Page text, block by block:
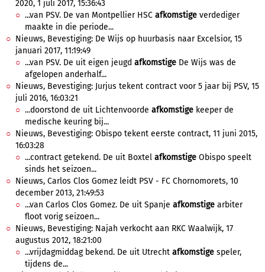
2020, 1 juli 2017, 15:36:43
...van PSV. De van Montpellier HSC afkomstige verdediger
maakte in die periode...
Nieuws, Bevestiging: De Wijs op huurbasis naar Excelsior, 15
januari 2017, 11:19:49
...van PSV. De uit eigen jeugd afkomstige De Wijs was de
afgelopen anderhalf...
Nieuws, Bevestiging: Jurjus tekent contract voor 5 jaar bij PSV, 15
juli 2016, 16:03:21
...doorstond de uit Lichtenvoorde afkomstige keeper de
medische keuring bij...
Nieuws, Bevestiging: Obispo tekent eerste contract, 11 juni 2015,
16:03:28
...contract getekend. De uit Boxtel afkomstige Obispo speelt
sinds het seizoen...
Nieuws, Carlos Clos Gomez leidt PSV - FC Chornomorets, 10
december 2013, 21:49:53
...van Carlos Clos Gomez. De uit Spanje afkomstige arbiter
floot vorig seizoen...
Nieuws, Bevestiging: Najah verkocht aan RKC Waalwijk, 17
augustus 2012, 18:21:00
...vrijdagmiddag bekend. De uit Utrecht afkomstige speler,
tijdens de...